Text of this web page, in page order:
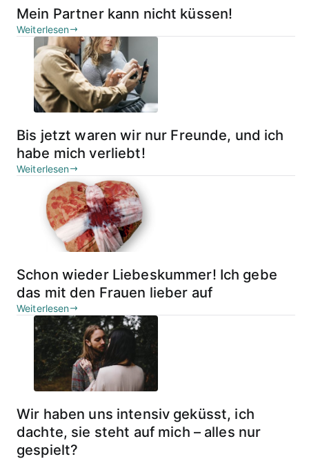
Mein Partner kann nicht küssen!
Weiterlesen
Bis jetzt waren wir nur Freunde, und ich
habe mich verliebt!
Weiterlesen
Schon wieder Liebeskummer! Ich gebe
das mit den Frauen lieber auf
Weiterlesen
Wir haben uns intensiv geküsst, ich
dachte, sie steht auf mich – alles nur
gespielt?